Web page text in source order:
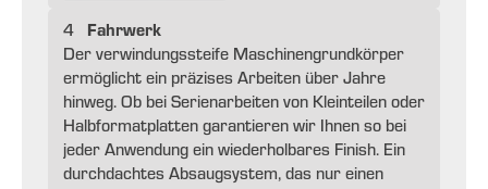
4 Fahrwerk
Der verwindungssteife Maschinengrundkörper
ermöglicht ein präzises Arbeiten über Jahre
hinweg. Ob bei Serienarbeiten von Kleinteilen oder
Halbformatplatten garantieren wir Ihnen so bei
jeder Anwendung ein wiederholbares Finish. Ein
durchdachtes Absaugsystem, das nur einen